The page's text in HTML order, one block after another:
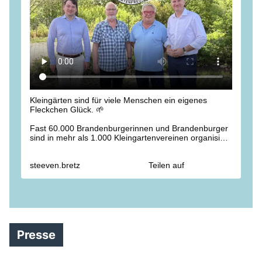
Kleingärten sind für viele Menschen ein eigenes
Fleckchen Glück. 🌱
Fast 60.000 Brandenburgerinnen und Brandenburger
sind in mehr als 1.000 Kleingartenvereinen organisiert.
Vielen Dank für das offene und konstruktive Gespräch.
Wir werden die Anliegen der Kleingärtnerinnen und
steeven.bretz Teilen auf
Presse